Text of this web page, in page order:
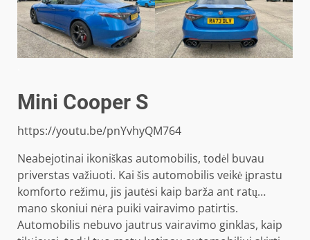
Mini Cooper S
https://youtu.be/pnYvhyQM764
Neabejotinai ikoniškas automobilis, todėl buvau
priverstas važiuoti. Kai šis automobilis veikė įprastu
komforto režimu, jis jautėsi kaip barža ant ratų…
mano skoniui nėra puiki vairavimo patirtis.
Automobilis nebuvo jautrus vairavimo ginklas, kaip